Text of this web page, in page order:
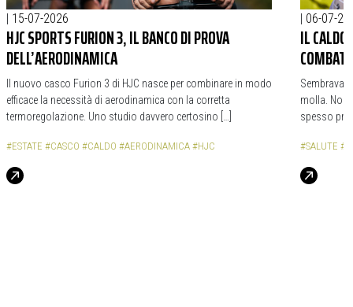
| 15-07-2026
HJC SPORTS FURION 3, IL BANCO DI PROVA
DELL’AERODINAMICA
Il nuovo casco Furion 3 di HJC nasce per combinare in modo
efficace la necessità di aerodinamica con la corretta
termoregolazione. Uno studio davvero certosino […]
#ESTATE #CASCO #CALDO #AERODINAMICA #HJC
| 06-07-
IL
Sembrava
molla. Non
spesso
#SALUTE